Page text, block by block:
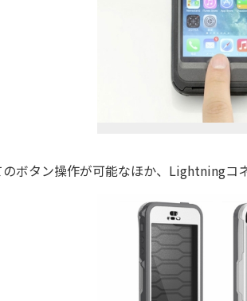
ボタン操作が可能なほか、Lightningコ